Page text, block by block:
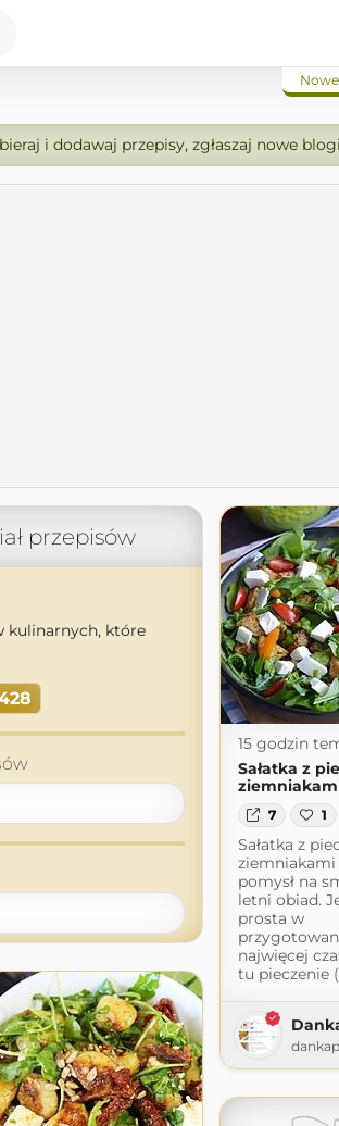
i dodawaj przepisy, zgłaszaj nowe
przepisów
kulinarnych, które
15 godzin
Sałatka z
7 1
Sałatka z
pomysł na
letni obiad.
prosta w
najwięcej
tu pieczenie